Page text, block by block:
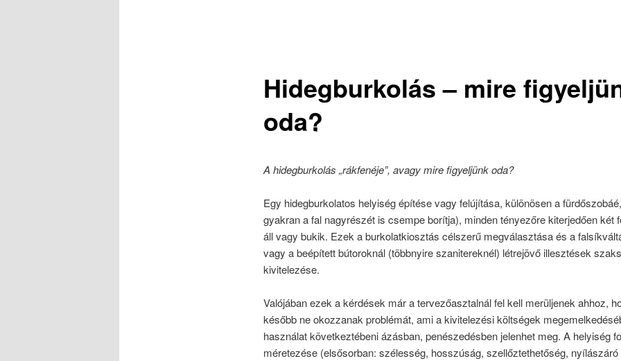
Hidegburkolás – mire
oda?
A hidegburkolás „rákfenéje”, avagy mire figyeljünk oda?
Egy hidegburkolatos helyiség építése vagy felújítása, különösen a
gyakran a fal nagyrészét is csempe borítja), minden tényezőre kiterjedően két
áll vagy bukik. Ezek a burkolatkiosztás célszerű megválasztása és a
vagy a beépített bútoroknál (többnyire szanitereknél) létrejövő illesztések
kivitelezése.
Valójában ezek a kérdések már a tervezőasztalnál fel kell merüljenek ahhoz,
később ne okozzanak problémát, ami a kivitelezési költségek
használat következtébeni ázásban, penészedésben jelenhet meg. A helyiség
méretezése (elsősorban: szélesség, hosszúság, szellőztethetőség, nyílászáró